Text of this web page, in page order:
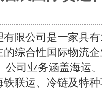
限公司是一家具
综合性国际物流
公司业务涵盖海运
联运、冷链及特